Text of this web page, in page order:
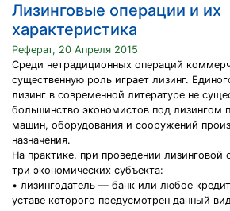
Лизинговые операции и их
характеристика
Реферат, 20 Апреля 2015
Среди нетрадиционных операций
существенную роль играет лизинг.
лизинг в современной литературе не
большинство экономистов под лизингом
машин, оборудования и сооружений
назначения.
На практике, при проведении лизинговой
три экономических субъекта:
• лизингодатель — банк или любое
уставе которого предусмотрен данный